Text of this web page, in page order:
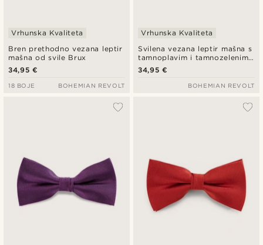
Bren prethodno vezana leptir
mašna od svile Brux
Vrhunska Kvaliteta
34,95 €
18 BOJE BOHEMIAN REVOLT
Svilena vezana leptir mašna s
tamnoplavim i tamnozelenim
uzorkom PAISLEY
Vrhunska Kvaliteta
34,95 €
BOHEMIAN REVOLT